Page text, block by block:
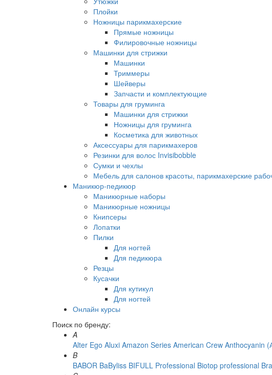
Плойки
Ножницы парикмахерские
Прямые ножницы
Филировочные ножницы
Машинки для стрижки
Машинки
Триммеры
Шейверы
Запчасти и комплектующие
Товары для груминга
Машинки для стрижки
Ножницы для груминга
Косметика для животных
Аксессуары для парикмахеров
Резинки для волос Invisibobble
Сумки и чехлы
Мебель для салонов красоты, парикмахерские
Маникюр-педикюр
Маникюрные наборы
Маникюрные ножницы
Книпсеры
Лопатки
Пилки
Для ногтей
Для педикюра
Резцы
Кусачки
Для кутикул
Для ногтей
Онлайн курсы
Поиск по бренду:
A
Alter Ego Aluxi Amazon Series American Crew Anthocyanin
B
BABOR BaByliss BIFULL Professional Biotop professional